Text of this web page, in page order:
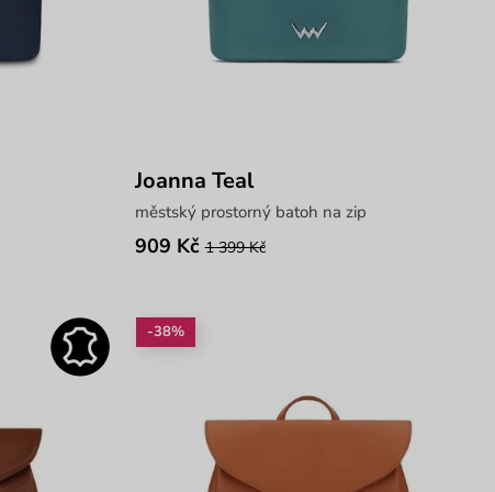
Joanna Teal
městský prostorný batoh na zip
909 Kč 1 399 Kč
-38%